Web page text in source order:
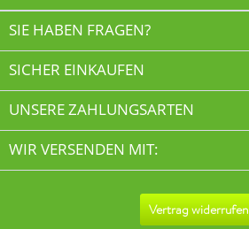
SIE HABEN FRAGEN?
SICHER EINKAUFEN
UNSERE ZAHLUNGSARTEN
WIR VERSENDEN MIT:
Vertrag widerrufen